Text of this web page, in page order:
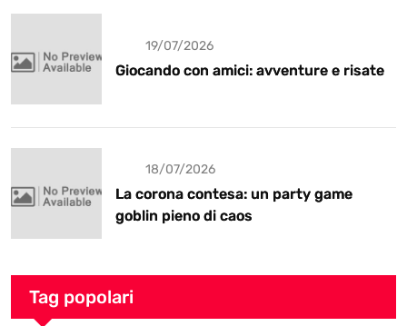
19/07/2026
Giocando con amici: avventure e risate
18/07/2026
La corona contesa: un party game
goblin pieno di caos
Tag popolari